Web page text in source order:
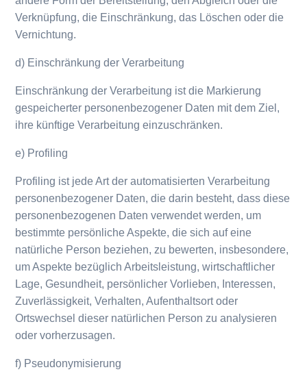
Verknüpfung, die Einschränkung, das Löschen oder die
Vernichtung.
d) Einschränkung der Verarbeitung
Einschränkung der Verarbeitung ist die Markierung
gespeicherter personenbezogener Daten mit dem Ziel,
ihre künftige Verarbeitung einzuschränken.
e) Profiling
Profiling ist jede Art der automatisierten Verarbeitung
personenbezogener Daten, die darin besteht, dass diese
personenbezogenen Daten verwendet werden, um
bestimmte persönliche Aspekte, die sich auf eine
natürliche Person beziehen, zu bewerten, insbesondere,
um Aspekte bezüglich Arbeitsleistung, wirtschaftlicher
Lage, Gesundheit, persönlicher Vorlieben, Interessen,
Zuverlässigkeit, Verhalten, Aufenthaltsort oder
Ortswechsel dieser natürlichen Person zu analysieren
oder vorherzusagen.
f) Pseudonymisierung